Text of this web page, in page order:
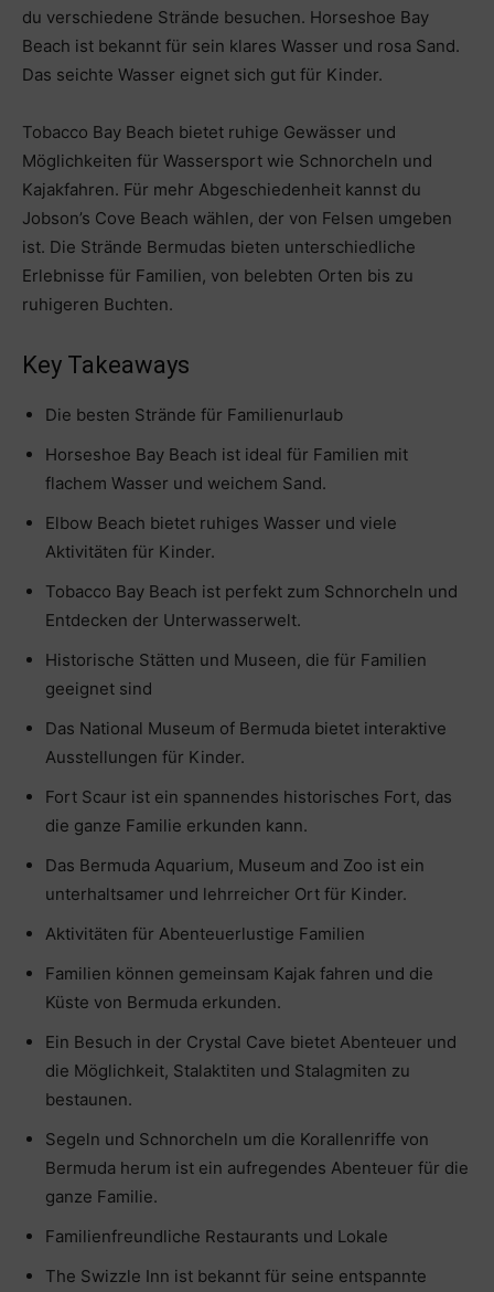
du verschiedene Strände besuchen. Horseshoe Bay
Beach ist bekannt für sein klares Wasser und rosa Sand.
Das seichte Wasser eignet sich gut für Kinder.
Tobacco Bay Beach bietet ruhige Gewässer und
Möglichkeiten für Wassersport wie Schnorcheln und
Kajakfahren. Für mehr Abgeschiedenheit kannst du
Jobson’s Cove Beach wählen, der von Felsen umgeben
ist. Die Strände Bermudas bieten unterschiedliche
Erlebnisse für Familien, von belebten Orten bis zu
ruhigeren Buchten.
Key Takeaways
Die besten Strände für Familienurlaub
Horseshoe Bay Beach ist ideal für Familien mit
flachem Wasser und weichem Sand.
Elbow Beach bietet ruhiges Wasser und viele
Aktivitäten für Kinder.
Tobacco Bay Beach ist perfekt zum Schnorcheln und
Entdecken der Unterwasserwelt.
Historische Stätten und Museen, die für Familien
geeignet sind
Das National Museum of Bermuda bietet interaktive
Ausstellungen für Kinder.
Fort Scaur ist ein spannendes historisches Fort, das
die ganze Familie erkunden kann.
Das Bermuda Aquarium, Museum and Zoo ist ein
unterhaltsamer und lehrreicher Ort für Kinder.
Aktivitäten für Abenteuerlustige Familien
Familien können gemeinsam Kajak fahren und die
Küste von Bermuda erkunden.
Ein Besuch in der Crystal Cave bietet Abenteuer und
die Möglichkeit, Stalaktiten und Stalagmiten zu
bestaunen.
Segeln und Schnorcheln um die Korallenriffe von
Bermuda herum ist ein aufregendes Abenteuer für die
ganze Familie.
Familienfreundliche Restaurants und Lokale
The Swizzle Inn ist bekannt für seine entspannte